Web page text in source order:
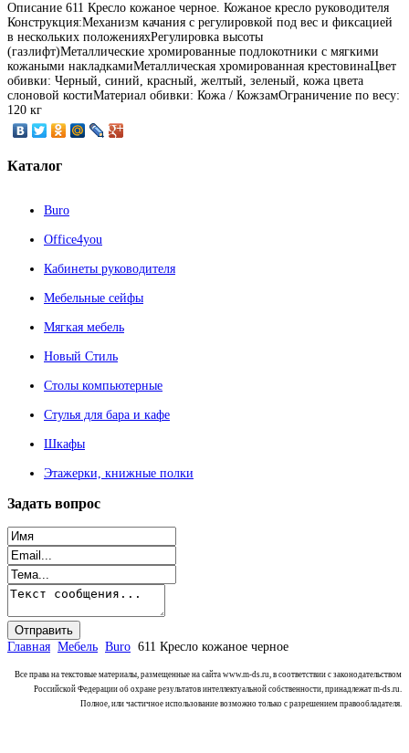
Описание 611 Кресло кожаное черное. Кожаное кресло руководителя
Конструкция:Механизм качания с регулировкой под вес и фиксацией
в нескольких положенияхРегулировка высоты
(газлифт)Металлические хромированные подлокотники с мягкими
кожаными накладкамиМеталлическая хромированная крестовинаЦвет
обивки: Черный, синий, красный, желтый, зеленый, кожа цвета
слоновой костиМатериал обивки: Кожа / КожзамОграничение по весу:
120 кг
Каталог
Buro
Office4you
Кабинеты руководителя
Мебельные сейфы
Мягкая мебель
Новый Стиль
Столы компьютерные
Стулья для бара и кафе
Шкафы
Этажерки, книжные полки
Задать вопрос
Главная Мебель Buro 611 Кресло кожаное черное
Все права на текстовые материалы, размещенные на сайта www.m-ds.ru, в соответствии с законодательством
Российской Федерации об охране результатов интеллектуальной собственности, принадлежат m-ds.ru.
Полное, или частичное использование возможно только с разрешением правообладателя.